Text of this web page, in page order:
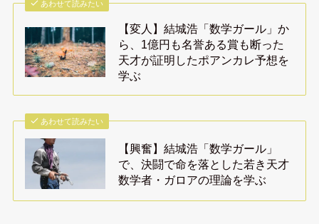
あわせて読みたい
【変人】結城浩「数学ガール」か
ら、1億円も名誉ある賞も断った
天才が証明したポアンカレ予想を
学ぶ
あわせて読みたい
【興奮】結城浩「数学ガール」
で、決闘で命を落とした若き天才
数学者・ガロアの理論を学ぶ